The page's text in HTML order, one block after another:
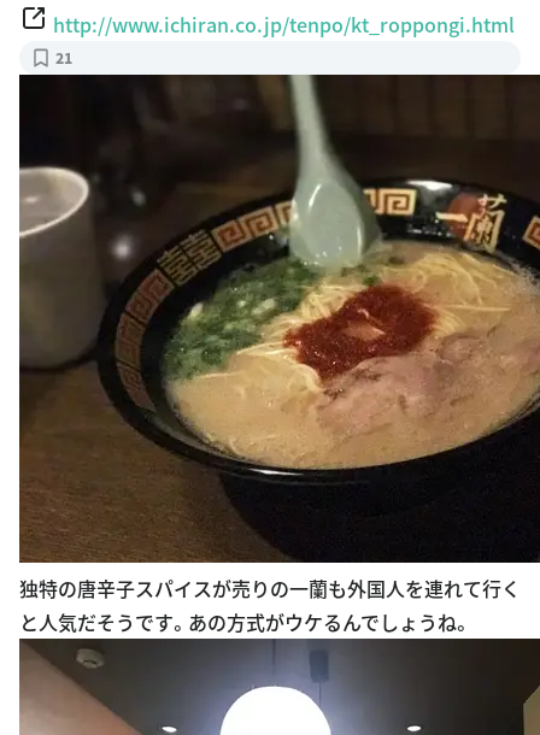
http://www.ichiran.co.jp/tenpo/kt_roppongi.html
21
独特の唐辛子スパイスが売りの一蘭も外国人を連れて行く
と人気だそうです。あの方式がウケるんでしょうね。